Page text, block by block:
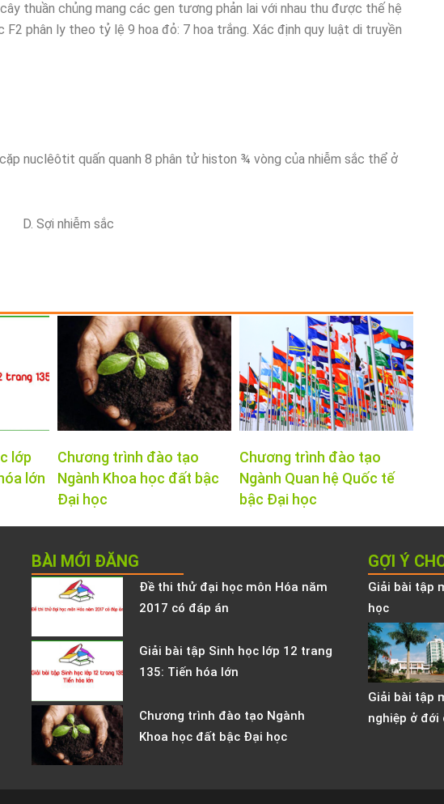
thuần chủng mang các gen tương phản lai với nhau thu được thế hệ
phân ly theo tỷ lệ 9 hoa đỏ: 7 hoa trắng. Xác định quy luật di truyền
nuclêôtit quấn quanh 8 phân tử histon ¾ vòng của nhiễm sắc thể ở
Sợi nhiễm sắc
lớp
lớn
Chương trình đào tạo
Ngành Khoa học đất bậc
Đại học
Chương trình đào tạo
Ngành Quan hệ Quốc tế
bậc Đại học
BÀI MỚI ĐĂNG
Đề thi thử đại học môn Hóa năm
2017 có đáp án
Giải bài tập Sinh học lớp 12 trang
135: Tiến hóa lớn
Chương trình đào tạo Ngành
Khoa học đất bậc Đại học
GỢI Ý
Giải bài tập
học
Giải bài tập
nghiệp ở đới